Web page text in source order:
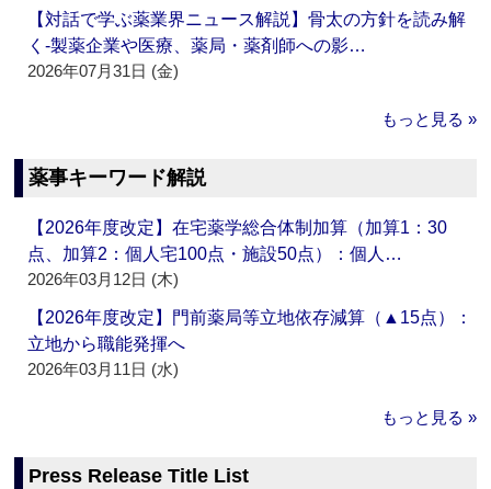
【対話で学ぶ薬業界ニュース解説】骨太の方針を読み解
く‐製薬企業や医療、薬局・薬剤師への影…
2026年07月31日 (金)
もっと見る »
薬事キーワード解説
【2026年度改定】在宅薬学総合体制加算（加算1：30
点、加算2：個人宅100点・施設50点）：個人…
2026年03月12日 (木)
【2026年度改定】門前薬局等立地依存減算（▲15点）：
立地から職能発揮へ
2026年03月11日 (水)
もっと見る »
Press Release Title List